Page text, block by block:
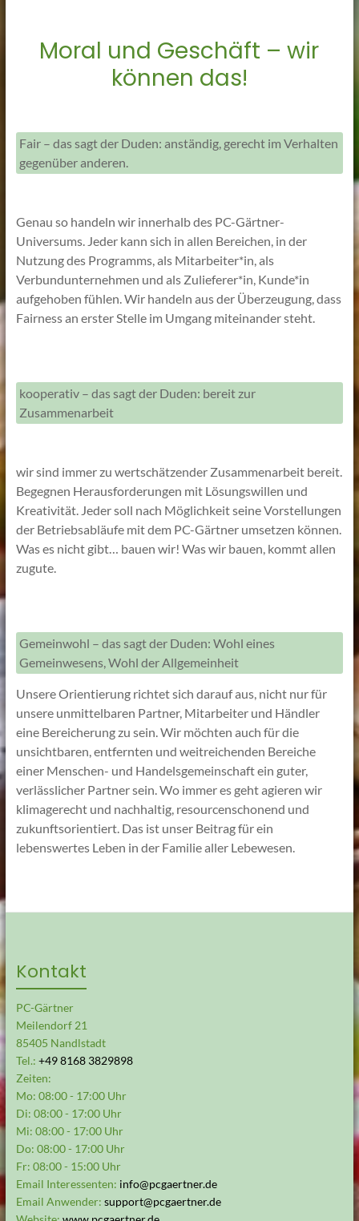
Moral und Geschäft – wir
können das!
Fair – das sagt der Duden: anständig, gerecht im Verhalten
gegenüber anderen.
Genau so handeln wir innerhalb des PC-Gärtner-
Universums. Jeder kann sich in allen Bereichen, in der
Nutzung des Programms, als Mitarbeiter*in, als
Verbundunternehmen und als Zulieferer*in, Kunde*in
aufgehoben fühlen. Wir handeln aus der Überzeugung, dass
Fairness an erster Stelle im Umgang miteinander steht.
kooperativ – das sagt der Duden: bereit zur
Zusammenarbeit
wir sind immer zu wertschätzender Zusammenarbeit bereit.
Begegnen Herausforderungen mit Lösungswillen und
Kreativität. Jeder soll nach Möglichkeit seine Vorstellungen
der Betriebsabläufe mit dem PC-Gärtner umsetzen können.
Was es nicht gibt… bauen wir! Was wir bauen, kommt allen
zugute.
Gemeinwohl – das sagt der Duden: Wohl eines
Gemeinwesens, Wohl der Allgemeinheit
Unsere Orientierung richtet sich darauf aus, nicht nur für
unsere unmittelbaren Partner, Mitarbeiter und Händler
eine Bereicherung zu sein. Wir möchten auch für die
unsichtbaren, entfernten und weitreichenden Bereiche
einer Menschen- und Handelsgemeinschaft ein guter,
verlässlicher Partner sein. Wo immer es geht agieren wir
klimagerecht und nachhaltig, resourcenschonend und
zukunftsorientiert. Das ist unser Beitrag für ein
lebenswertes Leben in der Familie aller Lebewesen.
Kontakt
PC-Gärtner
Meilendorf 21
85405 Nandlstadt
Tel.: +49 8168 3829898
Zeiten:
Mo: 08:00 - 17:00 Uhr
Di: 08:00 - 17:00 Uhr
Mi: 08:00 - 17:00 Uhr
Do: 08:00 - 17:00 Uhr
Fr: 08:00 - 15:00 Uhr
Email Interessenten: info@pcgaertner.de
Email Anwender: support@pcgaertner.de